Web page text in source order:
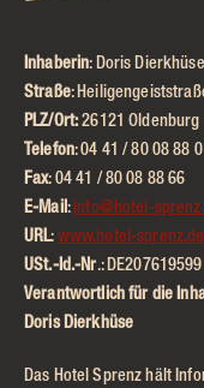
Inhaberin: Doris Dierkhüse
Straße:
PLZ/Ort:26121 Oldenburg
Telefon: 04 41 / 80 08 88 0
Fax: 04 41 / 80 08 88 66
E-Mail: info@hotel-
URL: www.hotel-sprenz.de
USt.-Id.-Nr.: DE207619599
Verantwortlich für die
Doris Dierkhüse
Das Hotel Sprenz hält